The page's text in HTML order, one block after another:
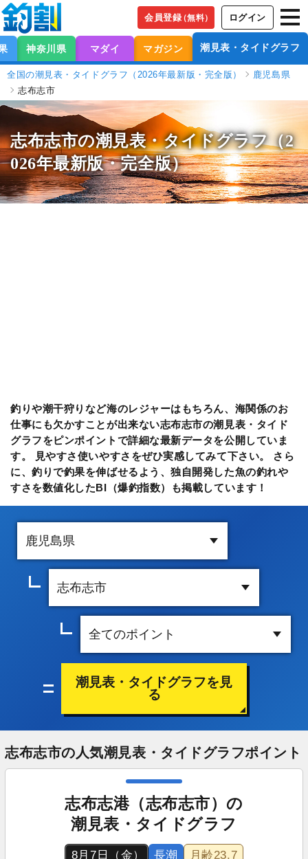
会員登録（無料） ログイン
神奈川県 マダイ マガジン 潮見表・タイドグラフ
全国の潮見表・タイドグラフ（2026年最新版・完全版）
鹿児島県
志布志市
志布志市の潮見表・タイドグラフ（2
026年最新版・完全版）
釣りや潮干狩りなど海のレジャーはもちろん、海関係のお
仕事にも欠かすことが出来ない志布志市の潮見表・タイド
グラフをピンポイントで詳細な最新データを公開していま
す。 見やすさ使いやすさをぜひ実感してみて下さい。 さら
に、釣りで釣果を伸ばせるよう、独自開発した魚の釣れや
すさを数値化したBI（爆釣指数）も掲載しています！
潮見表・タイドグラフを見
る
志布志市の人気潮見表・タイドグラフポイント
志布志港（志布志市）の
潮見表・タイドグラフ
8月7日（金） 長潮 月齢23.7